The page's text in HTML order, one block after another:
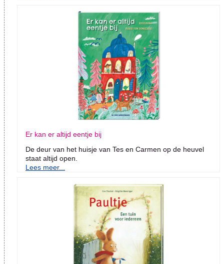
Er kan er altijd eentje bij
De deur van het huisje van Tes en Carmen op de heuvel
staat altijd open.
Lees meer...